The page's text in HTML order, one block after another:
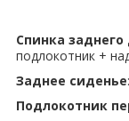
Спинка заднего
подлокотник +
Заднее сиденье
Подлокотник